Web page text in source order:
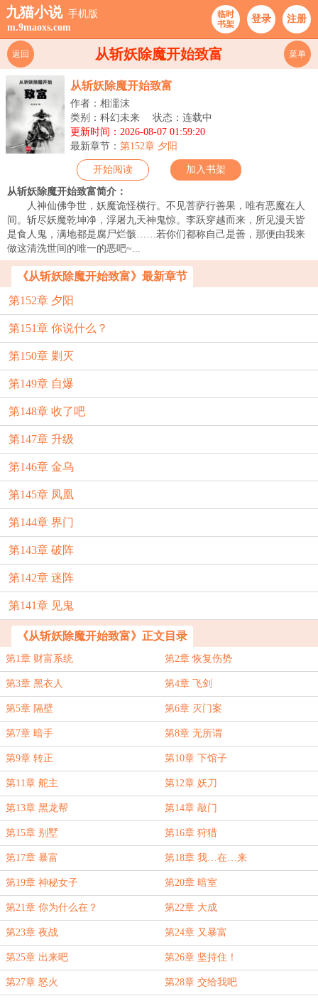
九猫小说 手机版
m.9maoxs.com
临时
书架
登录 注册
从斩妖除魔开始致富
返回 菜单
从斩妖除魔开始致富
作者：相濡沫
类别：科幻未来
状态：连载中
更新时间：2026-08-07 01:59:20
最新章节： 第152章 夕阳
开始阅读 加入书架
从斩妖除魔开始致富简介：
人神仙佛争世，妖魔诡怪横行。不见菩萨行善果，唯有恶魔在人
间。斩尽妖魔乾坤净，浮屠九天神鬼惊。李跃穿越而来，所见漫天皆
是食人鬼，满地都是腐尸烂骸……若你们都称自己是善，那便由我来
做这清洗世间的唯一的恶吧~...
《从斩妖除魔开始致富》最新章节
第152章 夕阳
第151章 你说什么？
第150章 剿灭
第149章 自爆
第148章 收了吧
第147章 升级
第146章 金乌
第145章 凤凰
第144章 界门
第143章 破阵
第142章 迷阵
第141章 见鬼
《从斩妖除魔开始致富》正文目录
第1章 财富系统 第2章 恢复伤势
第3章 黑衣人 第4章 飞剑
第5章 隔壁 第6章 灭门案
第7章 暗手 第8章 无所谓
第9章 转正 第10章 下馆子
第11章 舵主 第12章 妖刀
第13章 黑龙帮 第14章 敲门
第15章 别墅 第16章 狩猎
第17章 暴富 第18章 我…在…来
第19章 神秘女子 第20章 暗室
第21章 你为什么在？ 第22章 大成
第23章 夜战 第24章 又暴富
第25章 出来吧 第26章 坚持住！
第27章 怒火 第28章 交给我吧